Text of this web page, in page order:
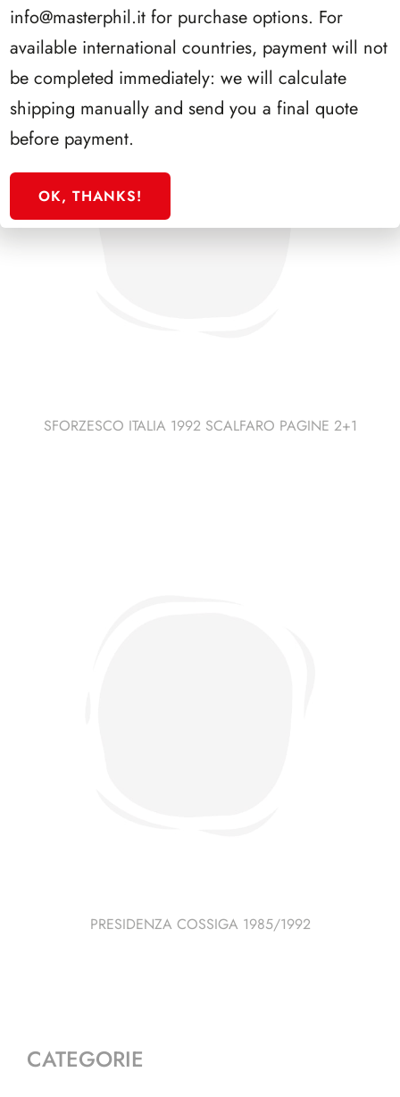
SFORZESCO ITALIA 1992 SCALFARO PAGINE 2+1
PRESIDENZA COSSIGA 1985/1992
CATEGORIE
info@masterphil.it for purchase options. For
available international countries, payment will not
be completed immediately: we will calculate
shipping manually and send you a final quote
before payment.
OK, THANKS!